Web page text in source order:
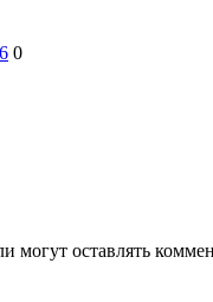
0
могут оставлять